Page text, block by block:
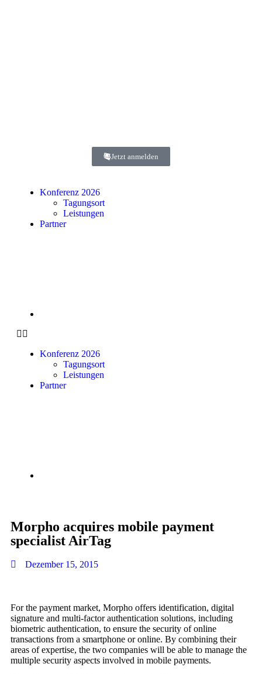
Konferenz 2026
Tagungsort
Leistungen
Partner
Konferenz 2026
Tagungsort
Leistungen
Partner
Jetzt anmelden
Morpho acquires mobile payment
specialist AirTag
Dezember 15, 2015
For the payment market, Morpho offers identification, digital
signature and multi-factor authentication solutions, including
biometric authentication, to ensure the security of online
transactions from a smartphone or online. By combining their
areas of expertise, the two companies will be able to manage the
multiple security aspects involved in mobile payments.